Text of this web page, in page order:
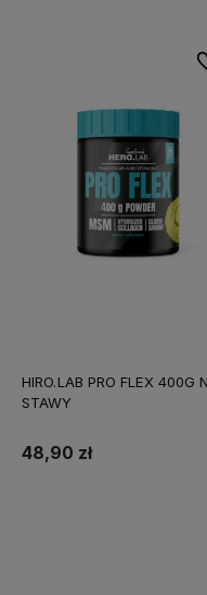
HIRO.LAB PRO FLEX 400G
STAWY
48,90 zł